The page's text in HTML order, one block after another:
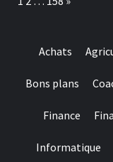
Achats
Bons plans
Finance
Informatique